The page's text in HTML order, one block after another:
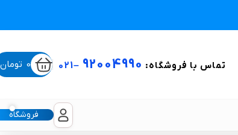
تماس با فروشگاه: 92004990
–
021
0 تومان
فروشگاه